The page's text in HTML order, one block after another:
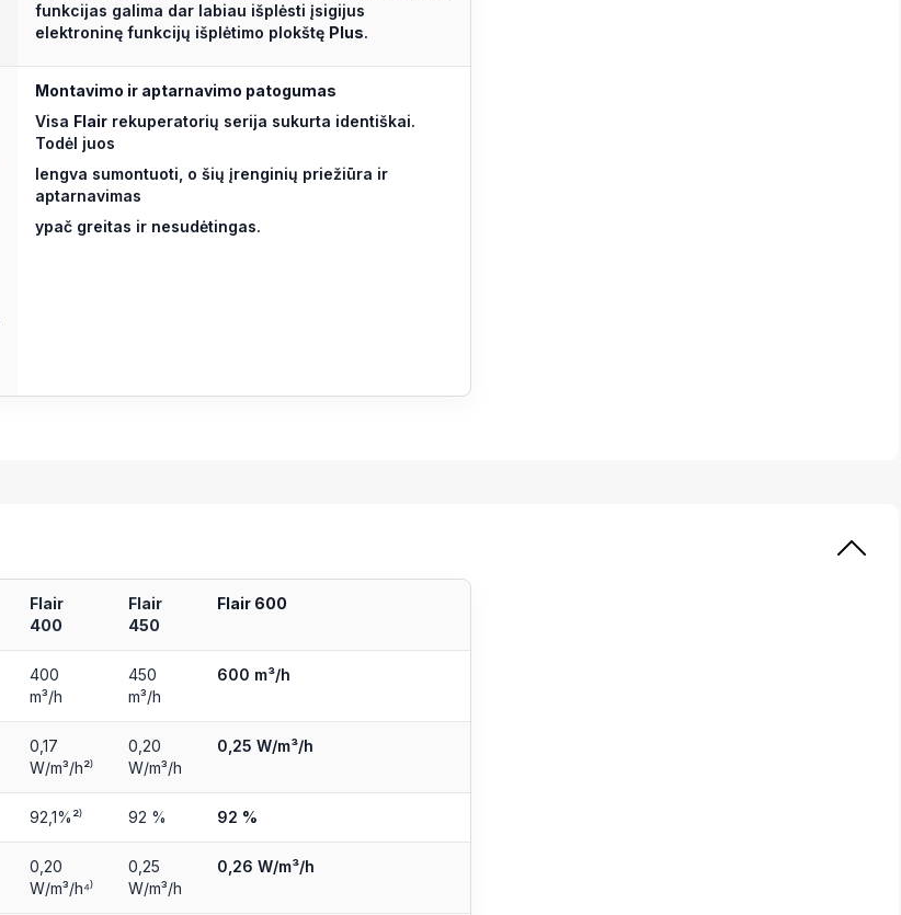
funkcijas galima dar labiau išplėsti įsigijus
elektroninę funkcijų išplėtimo plokštę Plus.
Montavimo ir aptarnavimo patogumas
Visa Flair rekuperatorių serija sukurta identiškai.
Todėl juos
lengva sumontuoti, o šių įrenginių priežiūra ir
aptarnavimas
ypač greitas ir nesudėtingas.
Flair
400
Flair
450
Flair 600
400
m³/h
450
m³/h
600 m³/h
0,17
W/m³/h²⁾
0,20
W/m³/h
0,25 W/m³/h
92,1%²⁾ 92 % 92 %
0,20
W/m³/h⁴⁾
0,25
W/m³/h
0,26 W/m³/h